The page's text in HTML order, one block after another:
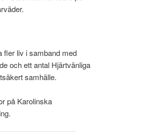
fler liv i samband med
och ett antal Hjärtvänliga
samhälle.
på Karolinska